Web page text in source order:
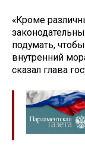
«Кроме
подумать,
внутренний
сказал глава